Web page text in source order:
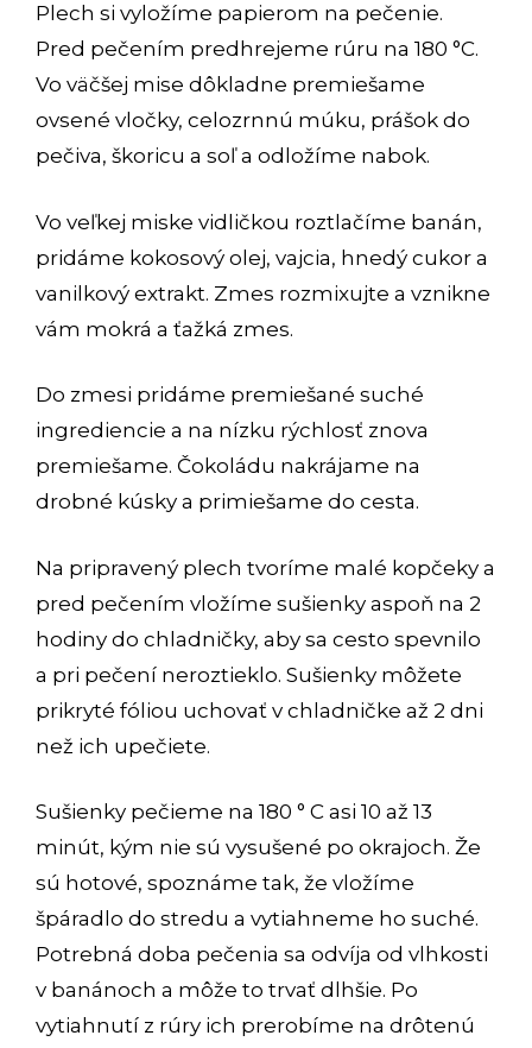
Plech si vyložíme papierom na pečenie.
Pred pečením predhrejeme rúru na 180 °C.
Vo väčšej mise dôkladne premiešame
ovsené vločky, celozrnnú múku, prášok do
pečiva, škoricu a soľ a odložíme nabok.
Vo veľkej miske vidličkou roztlačíme banán,
pridáme kokosový olej, vajcia, hnedý cukor a
vanilkový extrakt. Zmes rozmixujte a vznikne
vám mokrá a ťažká zmes.
Do zmesi pridáme premiešané suché
ingrediencie a na nízku rýchlosť znova
premiešame. Čokoládu nakrájame na
drobné kúsky a primiešame do cesta.
Na pripravený plech tvoríme malé kopčeky a
pred pečením vložíme sušienky aspoň na 2
hodiny do chladničky, aby sa cesto spevnilo
a pri pečení neroztieklo. Sušienky môžete
prikryté fóliou uchovať v chladničke až 2 dni
než ich upečiete.
Sušienky pečieme na 180 ° C asi 10 až 13
minút, kým nie sú vysušené po okrajoch. Že
sú hotové, spoznáme tak, že vložíme
špáradlo do stredu a vytiahneme ho suché.
Potrebná doba pečenia sa odvíja od vlhkosti
v banánoch a môže to trvať dlhšie. Po
vytiahnutí z rúry ich prerobíme na drôtenú